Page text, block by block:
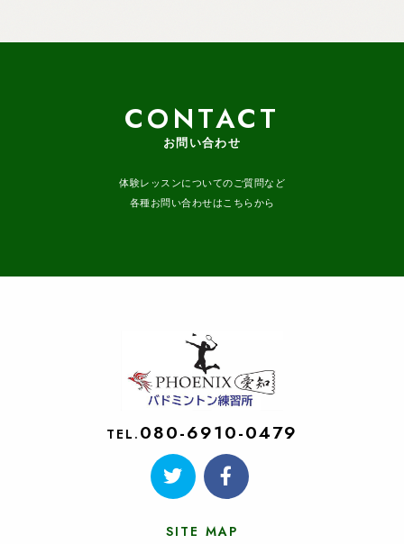
CONTACT
お問い合わせ
体験レッスンについてのご質問など
各種お問い合わせはこちらから
TEL. 080-6910-0479
SITE MAP